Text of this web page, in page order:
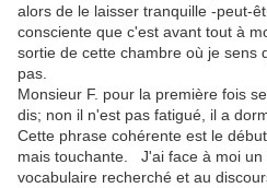
alors de le laisser tranquille -peut-
consciente que c'est avant tout à
sortie de cette chambre où je sens
pas.
Monsieur F. pour la première fois
dis; non il n'est pas fatigué, il a
Cette phrase cohérente est le
mais touchante. J'ai face à moi un
vocabulaire recherché et au